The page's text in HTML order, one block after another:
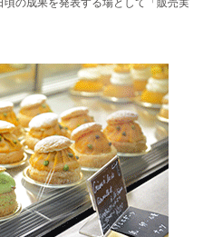
の成果を発表する場として「販売実